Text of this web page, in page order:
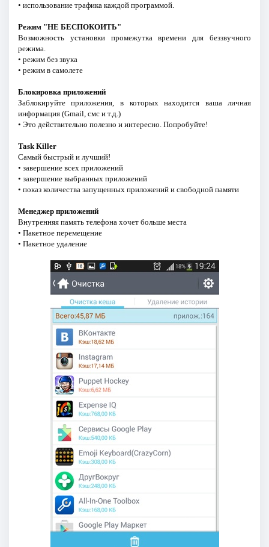
• использование трафика каждой программой.
Режим "НЕ БЕСПОКОИТЬ"
Возможность установки промежутка времени для беззвучного
режима.
• режим без звука
• режим в самолете
Блокировка приложений
Заблокируйте приложения, в которых находится ваша личная
информация (Gmail, смс и т.д.)
• Это действительно полезно и интересно. Попробуйте!
Task Killer
Самый быстрый и лучший!
• завершение всех приложений
• завершение выбранных приложений
• показ количества запущенных приложений и свободной памяти
Менеджер приложений
Внутренняя память телефона хочет больше места
• Пакетное перемещение
• Пакетное удаление